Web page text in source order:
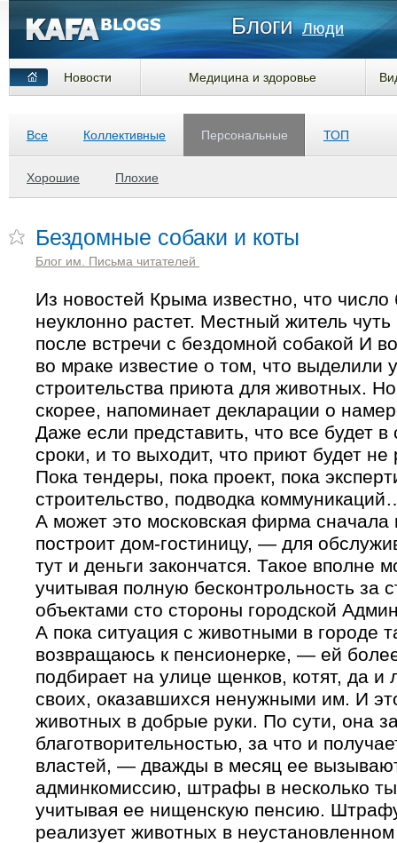
Блоги Люди
Новости Медицина и здоровье
Все Коллективные Персональные
Хорошие Плохие
ТОП
Бездомные собаки и коты
Блог им. Письма читателей
Из новостей Крыма известно, что число
неуклонно растет. Местный житель
после встречи с бездомной собакой И
во мраке известие о том, что выделили
строительства приюта для животных.
скорее, напоминает декларации о
Даже если представить, что все будет
сроки, и то выходит, что приют будет
Пока тендеры, пока проект, пока
строительство, подводка
А может это московская фирма сначала
построит дом-гостиницу, — для
тут и деньги закончатся. Такое вполне
учитывая полную бесконтрольность за
объектами сто стороны городской
А пока ситуация с животными в городе
возвращаюсь к пенсионерке, — ей
подбирает на улице щенков, котят, да и
своих, оказавшихся ненужными им. И
животных в добрые руки. По сути, она
благотворительностью, за что и
властей, — дважды в месяц ее
админкомиссию, штрафы в несколько
учитывая ее нищенскую пенсию.
реализует животных в